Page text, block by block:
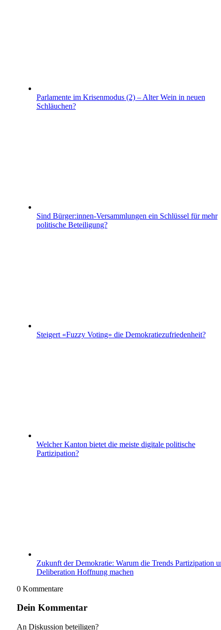
Parlamente im Krisenmodus (2) – Alter Wein in neuen
Schläuchen?
Sind Bürger:innen-Versammlungen ein Schlüssel für mehr
politische Beteiligung?
Steigert «Fuzzy Voting» die Demokratiezufriedenheit?
Welcher Kanton bietet die meiste digitale politische
Partizipation?
Zukunft der Demokratie: Warum die Trends Partizipation
Deliberation Hoffnung machen
0 Kommentare
Dein Kommentar
An Diskussion beteiligen?